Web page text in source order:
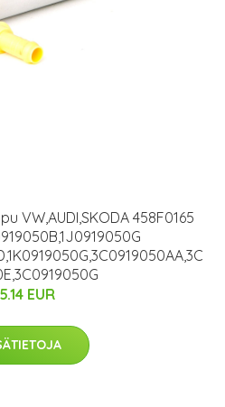
VW,AUDI,SKODA 458F0165
EUR